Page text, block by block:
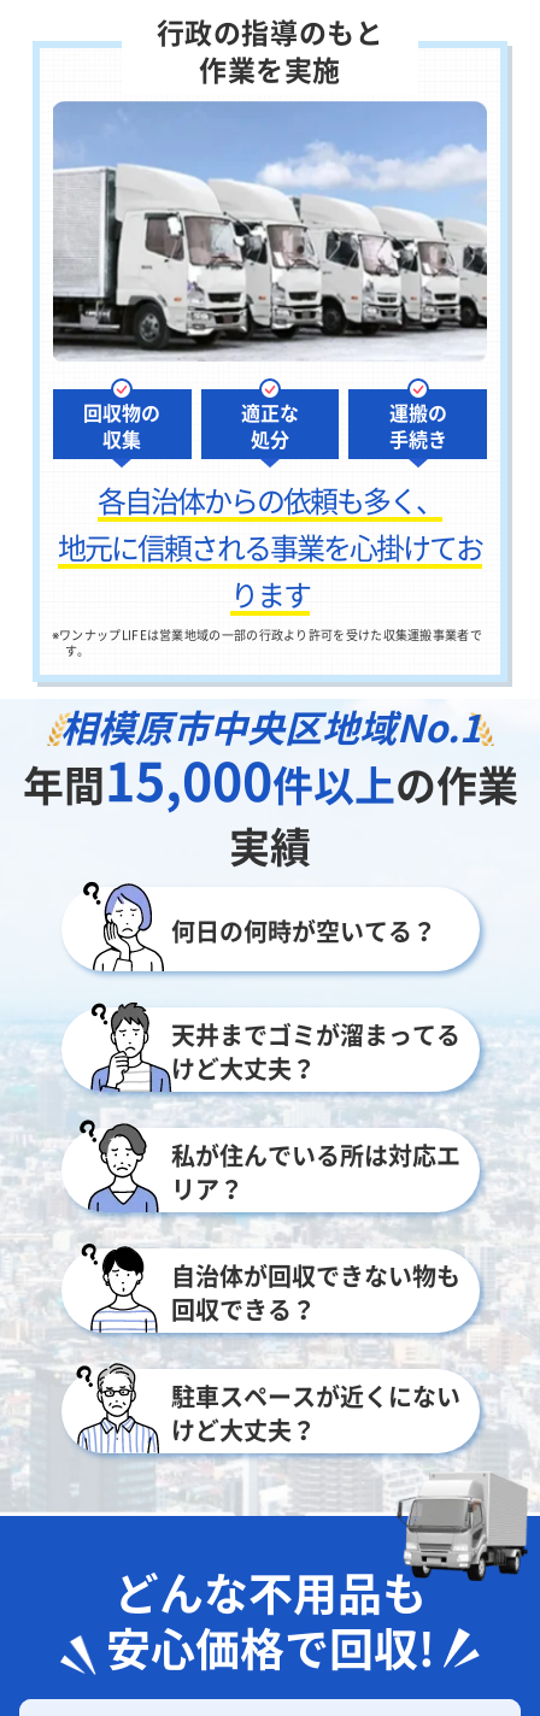
行政の指導のもと
作業を実施
回収物の
収集
適正な
処分
運搬の
手続き
各自治体からの依頼も多く、
地元に信頼される事業を心掛けてお
ります
※ワンナップLIFEは営業地域の一部の行政より許可を受けた収集運搬事業者で
す。
相模原市中央区地域No.1
年間15,000件以上の作業
実績
何日の何時が空いてる？
天井までゴミが溜まってる
けど大丈夫？
私が住んでいる所は対応エ
リア？
自治体が回収できない物も
回収できる？
駐車スペースが近くにない
けど大丈夫？
どんな不用品も
安心価格で回収!